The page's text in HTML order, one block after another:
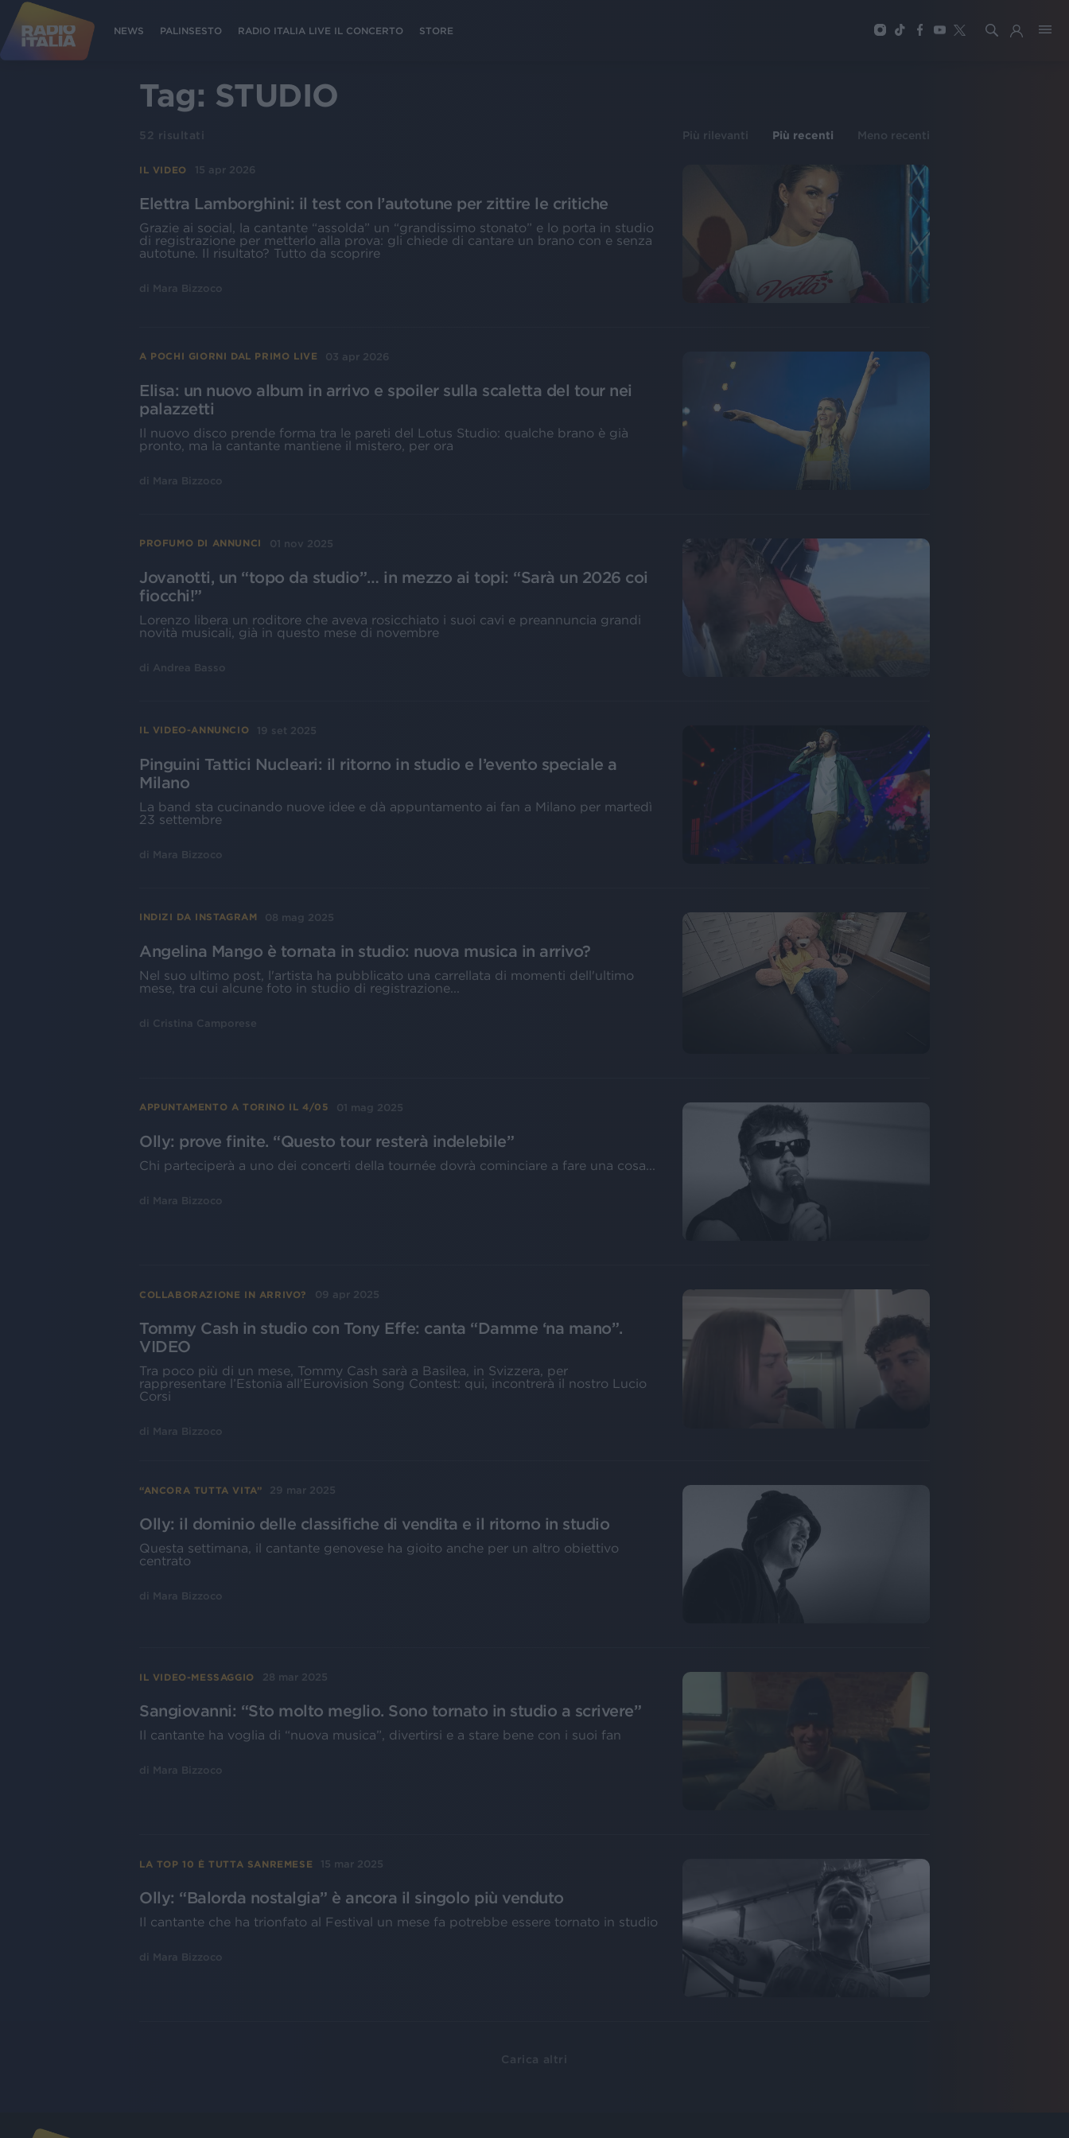
NEWS PALINSESTO RADIO ITALIA LIVE IL CONCERTO STORE
Tag: STUDIO
52 risultati Più rilevanti Più recenti Meno recenti
IL VIDEO 15 apr 2026
Elettra Lamborghini: il test con l’autotune per zittire le critiche
Grazie ai social, la cantante “assolda” un “grandissimo stonato” e lo porta in studio
di registrazione per metterlo alla prova: gli chiede di cantare un brano con e senza
autotune. Il risultato? Tutto da scoprire
di Mara Bizzoco
A POCHI GIORNI DAL PRIMO LIVE 03 apr 2026
Elisa: un nuovo album in arrivo e spoiler sulla scaletta del tour nei
palazzetti
Il nuovo disco prende forma tra le pareti del Lotus Studio: qualche brano è già
pronto, ma la cantante mantiene il mistero, per ora
di Mara Bizzoco
PROFUMO DI ANNUNCI 01 nov 2025
Jovanotti, un “topo da studio”… in mezzo ai topi: “Sarà un 2026 coi
fiocchi!”
Lorenzo libera un roditore che aveva rosicchiato i suoi cavi e preannuncia grandi
novità musicali, già in questo mese di novembre
di Andrea Basso
IL VIDEO-ANNUNCIO 19 set 2025
Pinguini Tattici Nucleari: il ritorno in studio e l’evento speciale a
Milano
La band sta cucinando nuove idee e dà appuntamento ai fan a Milano per martedì
23 settembre
di Mara Bizzoco
INDIZI DA INSTAGRAM 08 mag 2025
Angelina Mango è tornata in studio: nuova musica in arrivo?
Nel suo ultimo post, l'artista ha pubblicato una carrellata di momenti dell'ultimo
mese, tra cui alcune foto in studio di registrazione...
di Cristina Camporese
APPUNTAMENTO A TORINO IL 4/05 01 mag 2025
Olly: prove finite. “Questo tour resterà indelebile”
Chi parteciperà a uno dei concerti della tournée dovrà cominciare a fare una cosa...
di Mara Bizzoco
COLLABORAZIONE IN ARRIVO? 09 apr 2025
Tommy Cash in studio con Tony Effe: canta “Damme ‘na mano”.
VIDEO
Tra poco più di un mese, Tommy Cash sarà a Basilea, in Svizzera, per
rappresentare l’Estonia all’Eurovision Song Contest: qui, incontrerà il nostro Lucio
Corsi
di Mara Bizzoco
“ANCORA TUTTA VITA” 29 mar 2025
Olly: il dominio delle classifiche di vendita e il ritorno in studio
Questa settimana, il cantante genovese ha gioito anche per un altro obiettivo
centrato
di Mara Bizzoco
IL VIDEO-MESSAGGIO 28 mar 2025
Sangiovanni: “Sto molto meglio. Sono tornato in studio a scrivere”
Il cantante ha voglia di “nuova musica”, divertirsi e a stare bene con i suoi fan
di Mara Bizzoco
LA TOP 10 È TUTTA SANREMESE 15 mar 2025
Olly: “Balorda nostalgia” è ancora il singolo più venduto
Il cantante che ha trionfato al Festival un mese fa potrebbe essere tornato in studio
di Mara Bizzoco
Carica altri